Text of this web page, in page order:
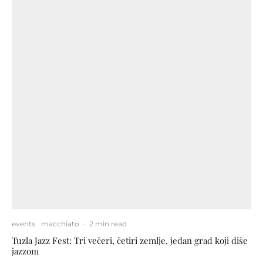
events macchiato · 2 min read
Tuzla Jazz Fest: Tri večeri, četiri zemlje, jedan grad koji diše
jazzom